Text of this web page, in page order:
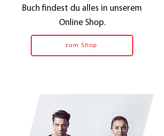
Buch findest du alles in unserem
Online Shop.
zum Shop